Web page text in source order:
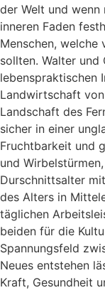
der Welt und
inneren Faden
Menschen,
sollten. Walter
lebenspraktischen
Landwirtschaft
Landschaft des
sicher in einer
Fruchtbarkeit und
und
Durschnittsalter
des Alters in
täglichen
beiden für die
Spannungsfeld
Neues entstehen
Kraft, Gesundheit